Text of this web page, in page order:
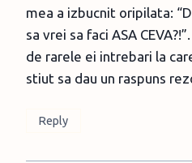
mea a izbucnit oripilata:
sa vrei sa faci ASA
de rarele ei intrebari la
stiut sa dau un raspuns
Reply